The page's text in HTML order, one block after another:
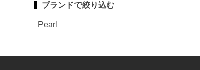
ブランドで絞り込む
Pearl